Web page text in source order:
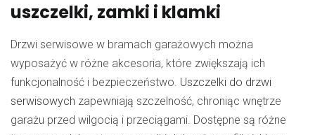
uszczelki, zamki i klamki
Drzwi serwisowe w bramach garażowych można
wyposażyć w różne akcesoria, które zwiększają ich
funkcjonalność i bezpieczeństwo. Uszczelki do drzwi
serwisowych zapewniają szczelność, chroniąc wnętrze
garażu przed wilgocią i przeciągami. Dostępne są różne